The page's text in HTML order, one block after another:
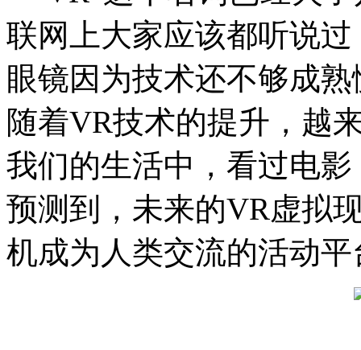
联网上大家应该都听说
眼镜因为技术还不够成
随着VR技术的提升，越
我们的生活中，看过电
预测到，未来的VR虚拟
机成为人类交流的活动平